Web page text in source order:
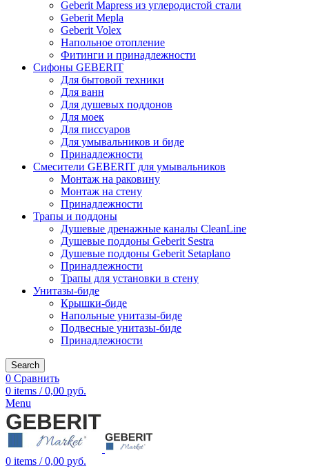
Geberit Mapress из углеродистой стали
Geberit Mepla
Geberit Volex
Напольное отопление
Фитинги и принадлежности
Сифоны GEBERIT
Для бытовой техники
Для ванн
Для душевых поддонов
Для моек
Для писсуаров
Для умывальников и биде
Принадлежности
Смесители GEBERIT для умывальников
Монтаж на раковину
Монтаж на стену
Принадлежности
Трапы и поддоны
Душевые дренажные каналы CleanLine
Душевые поддоны Geberit Sestra
Душевые поддоны Geberit Setaplano
Принадлежности
Трапы для установки в стену
Унитазы-биде
Крышки-биде
Напольные унитазы-биде
Подвесные унитазы-биде
Принадлежности
Search
0 Сравнить
0 items / 0,00 руб.
Menu
0 items / 0,00 руб.